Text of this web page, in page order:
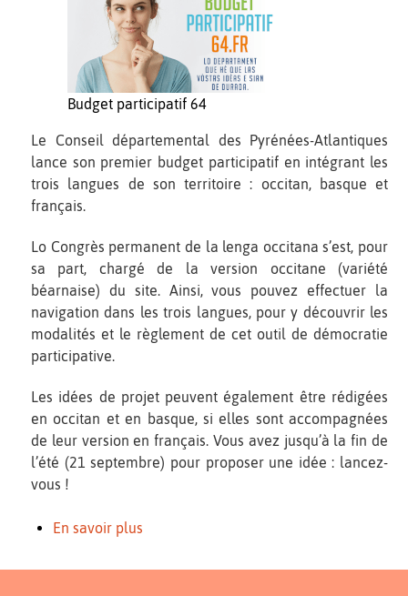
Budget participatif 64
Le Conseil départemental des Pyrénées-Atlantiques
lance son premier budget participatif en intégrant les
trois langues de son territoire : occitan, basque et
français.
Lo Congrès permanent de la lenga occitana s’est, pour
sa part, chargé de la version occitane (variété
béarnaise) du site. Ainsi, vous pouvez effectuer la
navigation dans les trois langues, pour y découvrir les
modalités et le règlement de cet outil de démocratie
participative.
Les idées de projet peuvent également être rédigées
en occitan et en basque, si elles sont accompagnées
de leur version en français. Vous avez jusqu’à la fin de
l’été (21 septembre) pour proposer une idée : lancez-
vous !
En savoir plus